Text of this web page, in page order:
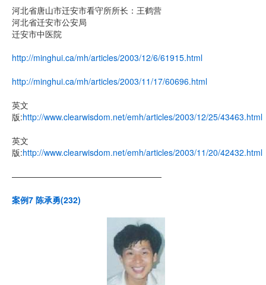
河北省唐山市迁安市看守所所长：王鹤营
河北省迁安市公安局
迁安市中医院
http://minghui.ca/mh/articles/2003/12/6/61915.html
http://minghui.ca/mh/articles/2003/11/17/60696.html
英文
版:http://www.clearwisdom.net/emh/articles/2003/12/25/43463.html
英文
版:http://www.clearwisdom.net/emh/articles/2003/11/20/42432.html
——————————————————
案例7 陈承勇(232)